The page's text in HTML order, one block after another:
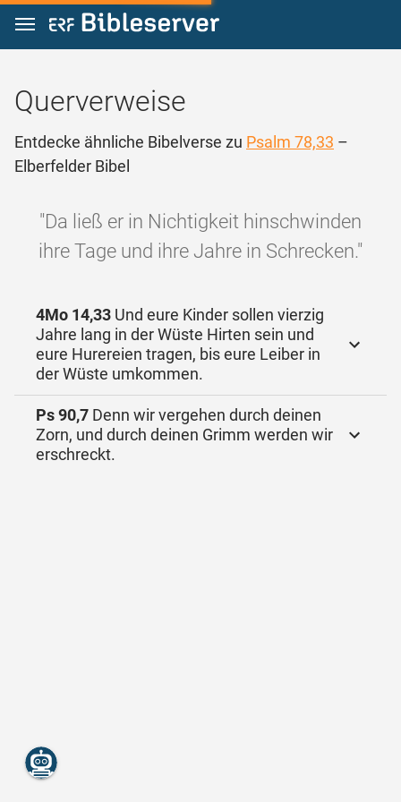
Zum Inhalt springen
Querverweise
Entdecke ähnliche Bibelverse zu Psalm 78,33 –
Elberfelder Bibel
"Da ließ er in Nichtigkeit hinschwinden
ihre Tage und ihre Jahre in Schrecken."
4Mo 14,33 Und eure Kinder sollen vierzig
Jahre lang in der Wüste Hirten sein und
eure Hurereien tragen, bis eure Leiber in
der Wüste umkommen.
Ps 90,7 Denn wir vergehen durch deinen
Zorn, und durch deinen Grimm werden wir
erschreckt.